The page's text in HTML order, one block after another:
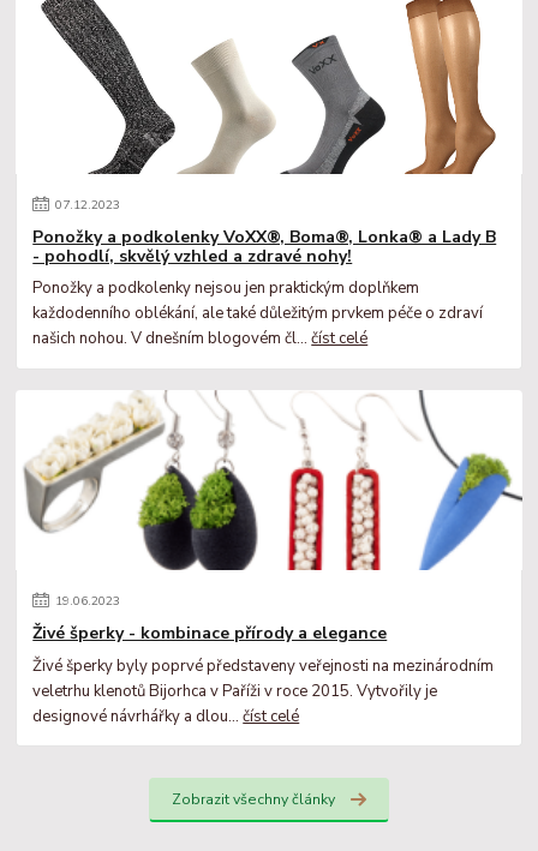
07.12.2023
Ponožky a podkolenky VoXX®, Boma®, Lonka® a Lady B
- pohodlí, skvělý vzhled a zdravé nohy!
Ponožky a podkolenky nejsou jen praktickým doplňkem
každodenního oblékání, ale také důležitým prvkem péče o zdraví
našich nohou. V dnešním blogovém čl...číst celé
19.06.2023
Živé šperky - kombinace přírody a elegance
Živé šperky byly poprvé představeny veřejnosti na mezinárodním
veletrhu klenotů Bijorhca v Paříži v roce 2015. Vytvořily je
designové návrhářky a dlou...číst celé
Zobrazit všechny články